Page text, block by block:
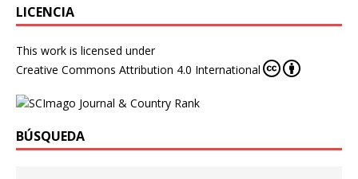
LICENCIA
This work is licensed under
Creative Commons Attribution 4.0 International
BÚSQUEDA